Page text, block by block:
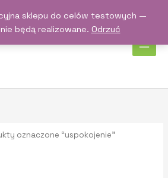
sklepu do celów testowych —
będą realizowane. Odrzuć
oznaczone “uspokojenie”